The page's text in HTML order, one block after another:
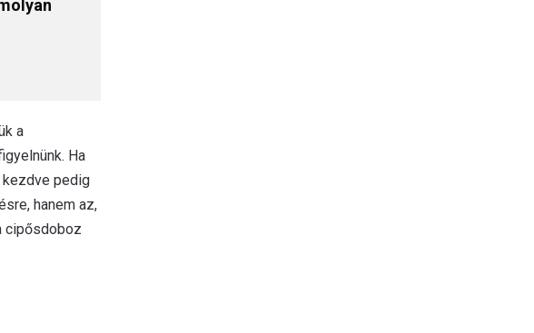
a
Ha
kezdve pedig
hanem az,
cipősdoboz